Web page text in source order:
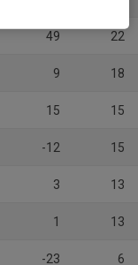
49 22
9 18
15 15
-12 15
3 13
1 13
-23 6